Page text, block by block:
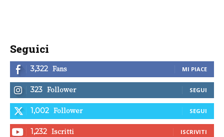
Seguici
3,322 Fans MI PIACE
323 Follower SEGUI
1,002 Follower SEGUI
1,232 Iscritti ISCRIVITI